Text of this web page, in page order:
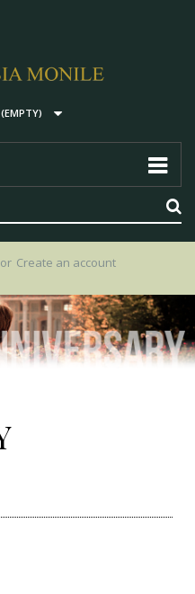
(EMPTY)
or Create an account